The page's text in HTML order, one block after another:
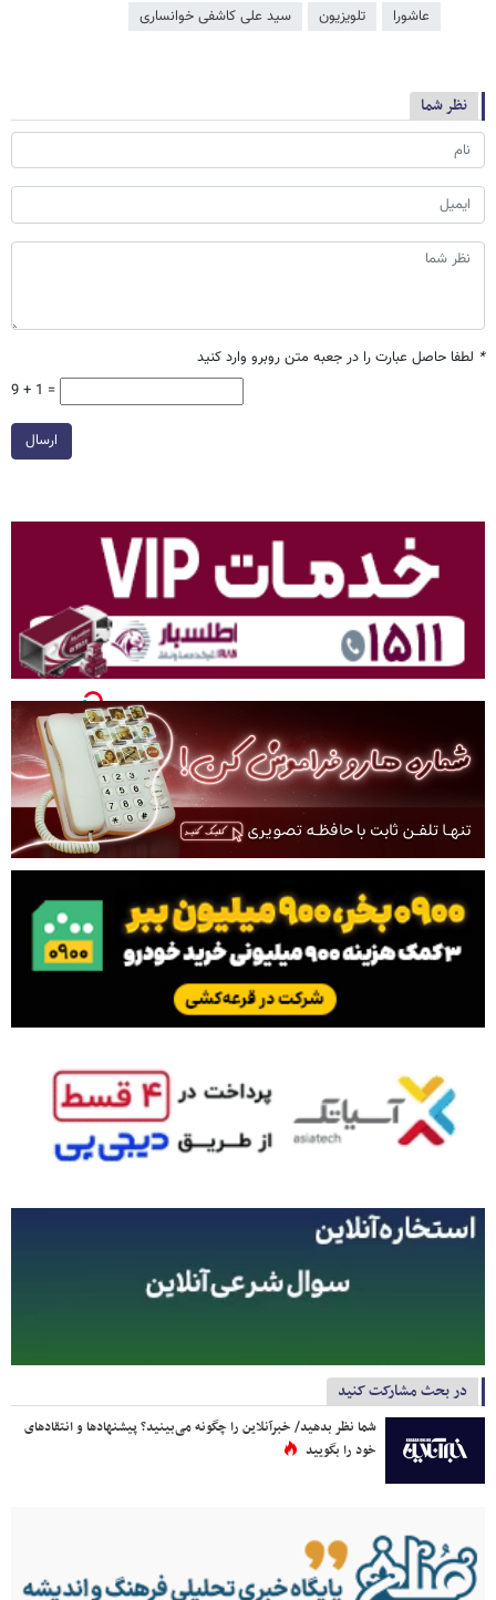
عاشورا تلویزیون سید علی کاشفی خوانساری
نظر شما
* لطفا حاصل عبارت را در جعبه متن روبرو وارد کنید
9 + 1 =
ارسال
در بحث مشارکت کنید
شما نظر بدهید/ خبرآنلاین را چگونه می‌بینید؟ پیشنهادها و انتقادهای
خود را بگویید